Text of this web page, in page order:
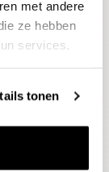
met andere
ze hebben
services.
tonen